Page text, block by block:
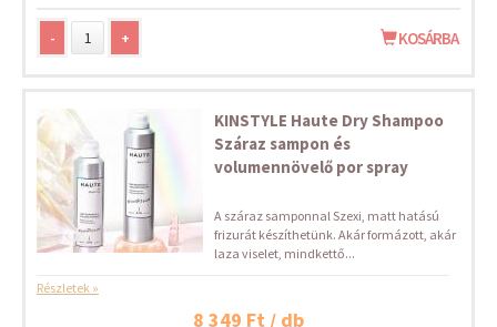
- + KOSÁRBA
KINSTYLE Haute Dry Shampoo
Száraz sampon és
volumennövelő por spray
A száraz samponnal Szexi, matt hatású
frizurát készíthetünk. Akár formázott, akár
laza viselet, mindkettő...
Részletek »
8 349 Ft / db